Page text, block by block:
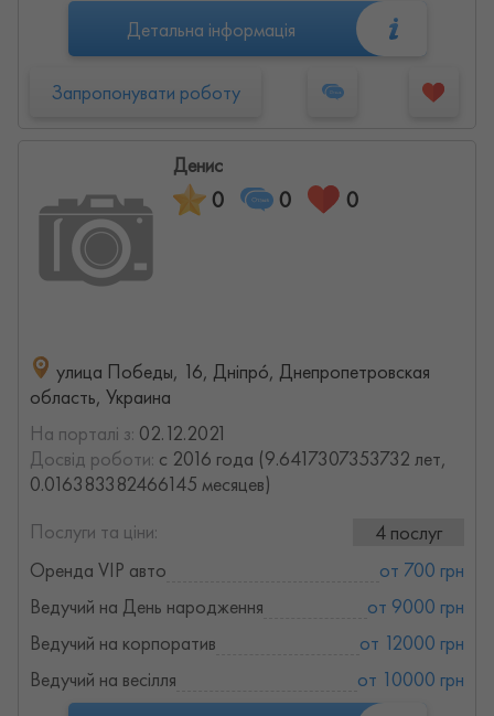
Детальна інформація
Запропонувати роботу
Денис
0 0 0
улица Победы, 16, Дніпро́, Днепропетровская
область, Украина
На порталі з: 02.12.2021
Досвід роботи: с 2016 года (9.6417307353732 лет,
0.016383382466145 месяцев)
Послуги та ціни:
4 послуг
Оренда VIP авто
от 700 грн
Ведучий на День народження
от 9000 грн
Ведучий на корпоратив
от 12000 грн
Ведучий на весілля
от 10000 грн